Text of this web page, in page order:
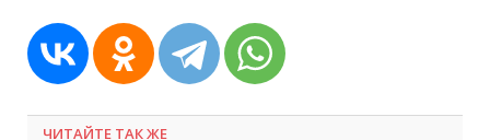
ЧИТАЙТЕ ТАК ЖЕ